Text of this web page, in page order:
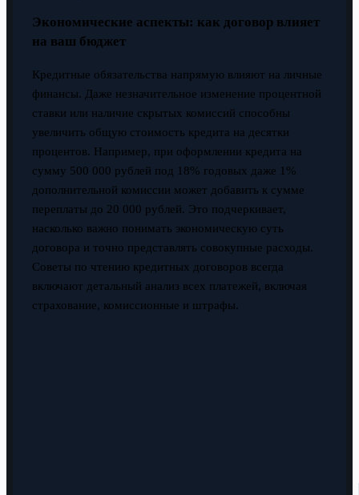
Экономические аспекты: как договор влияет
на ваш бюджет
Кредитные обязательства напрямую влияют на личные
финансы. Даже незначительное изменение процентной
ставки или наличие скрытых комиссий способны
увеличить общую стоимость кредита на десятки
процентов. Например, при оформлении кредита на
сумму 500 000 рублей под 18% годовых даже 1%
дополнительной комиссии может добавить к сумме
переплаты до 20 000 рублей. Это подчеркивает,
насколько важно понимать экономическую суть
договора и точно представлять совокупные расходы.
Советы по чтению кредитных договоров всегда
включают детальный анализ всех платежей, включая
страхование, комиссионные и штрафы.